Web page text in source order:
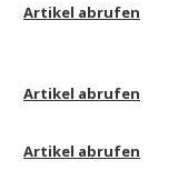
Artikel abrufen
Artikel abrufen
Artikel abrufen